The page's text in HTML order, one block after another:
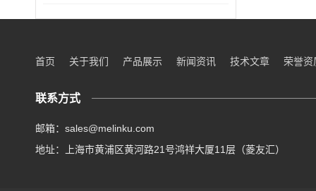
首页 关于我们 产品展示 新闻资讯 技术文章 荣誉资
联系方式
邮箱：sales@melinku.com
地址：上海市黄浦区黄河路21号鸿祥大厦11层（菱友汇）